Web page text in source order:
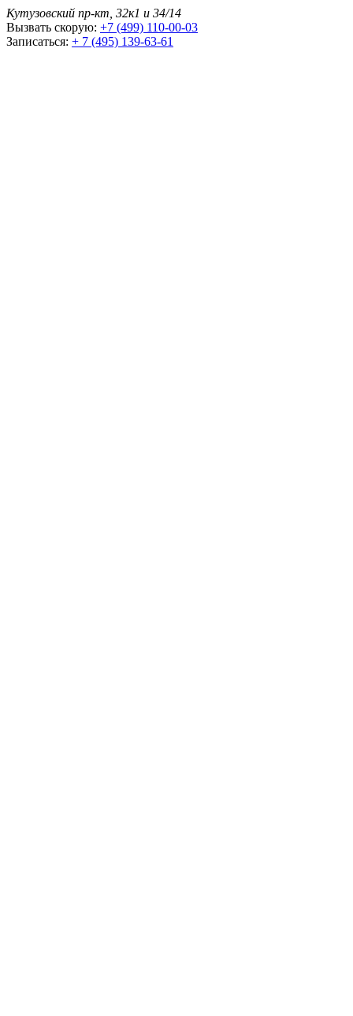
Кутузовский пр-кт, 32к1 и 34/14
Вызвать скорую: +7 (499) 110-00-03
Записаться: + 7 (495) 139-63-61